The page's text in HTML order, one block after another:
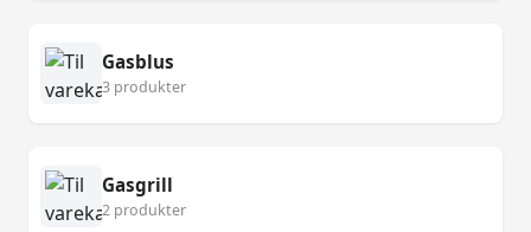
Gasblus
3 produkter
Gasgrill
2 produkter